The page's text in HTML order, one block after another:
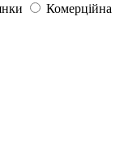
Комерційна